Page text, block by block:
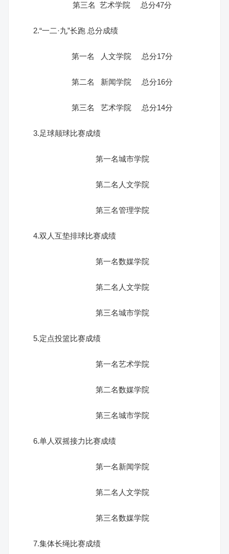
第三名 艺术学院 总分47分
2.“一二·九”长跑 总分成绩
第一名 人文学院 总分17分
第二名 新闻学院 总分16分
第三名 艺术学院 总分14分
3.足球颠球比赛成绩
第一名城市学院
第二名人文学院
第三名管理学院
4.双人互垫排球比赛成绩
第一名数媒学院
第二名人文学院
第三名城市学院
5.定点投篮比赛成绩
第一名艺术学院
第二名数媒学院
第三名城市学院
6.单人双摇接力比赛成绩
第一名新闻学院
第二名人文学院
第三名数媒学院
7.集体长绳比赛成绩